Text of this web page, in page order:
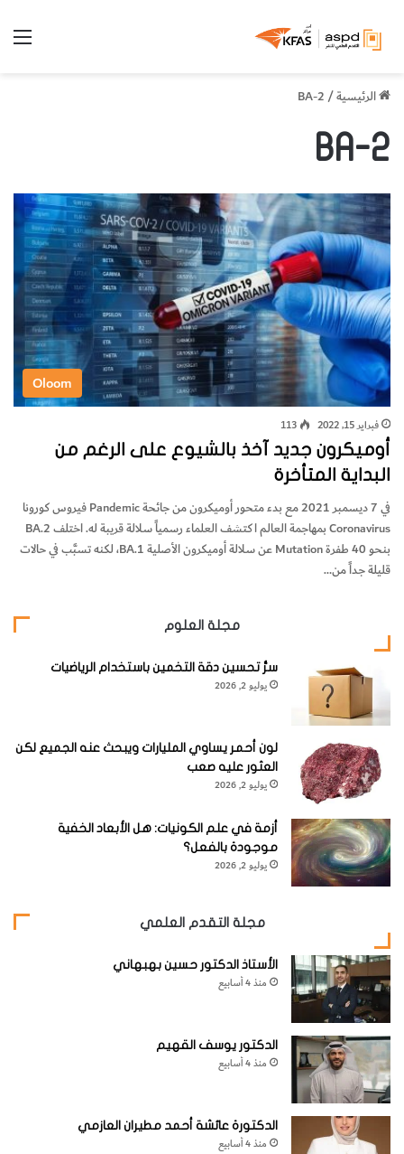
الرئيسية/
BA-2
BA-2
Oloom
فبراير 15, 2022 113
أوميكرون جديد آخذ بالشيوع على الرغم من
البداية المتأخرة
في 7 ديسمبر 2021 مع بدء متحور أوميكرون من جائحة Pandemic فيروس كورونا
Coronavirus بمهاجمة العالم اكتشف العلماء رسمياً سلالة قريبة له. اختلف BA.2
بنحو 40 طفرة Mutation عن سلالة أوميكرون الأصلية BA.1، لكنه تسبَّب في حالات
قليلة جداً من…
مجلة العلوم
سرُّ تحسين دقة التخمين باستخدام الرياضيات
يوليو 2, 2026
لون أحمر يساوي المليارات ويبحث عنه الجميع لكن
العثور عليه صعب
يوليو 2, 2026
أزمة في علم الكونيات: هل الأبعاد الخفية
موجودة بالفعل؟
يوليو 2, 2026
مجلة التقدم العلمي
الأستاذ الدكتور حسين بهبهاني
منذ 4 أسابيع
الدكتور يوسف القهيم
منذ 4 أسابيع
الدكتورة عائشة أحمد مطيران العازمي
منذ 4 أسابيع